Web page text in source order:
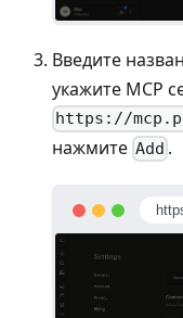
Введите
укажите MCP
https://
нажмите Add .